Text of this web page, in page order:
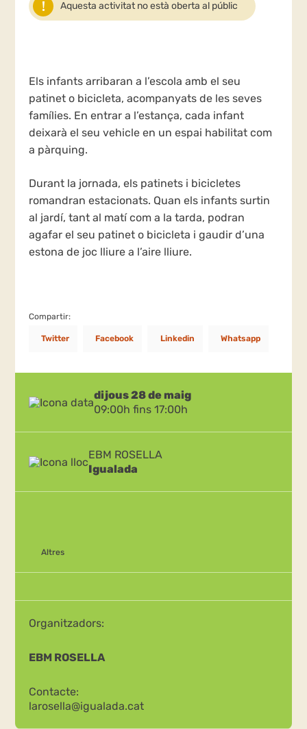
Aquesta activitat no està oberta al públic
Els infants arribaran a l’escola amb el seu
patinet o bicicleta, acompanyats de les seves
famílies. En entrar a l’estança, cada infant
deixarà el seu vehicle en un espai habilitat com
a pàrquing.
Durant la jornada, els patinets i bicicletes
romandran estacionats. Quan els infants surtin
al jardí, tant al matí com a la tarda, podran
agafar el seu patinet o bicicleta i gaudir d’una
estona de joc lliure a l’aire lliure.
Compartir:
Twitter Facebook Linkedin Whatsapp
dijous 28 de maig
09:00h fins 17:00h
EBM ROSELLA
Igualada
Altres
Organitzadors:
EBM ROSELLA
Contacte:
larosella@igualada.cat